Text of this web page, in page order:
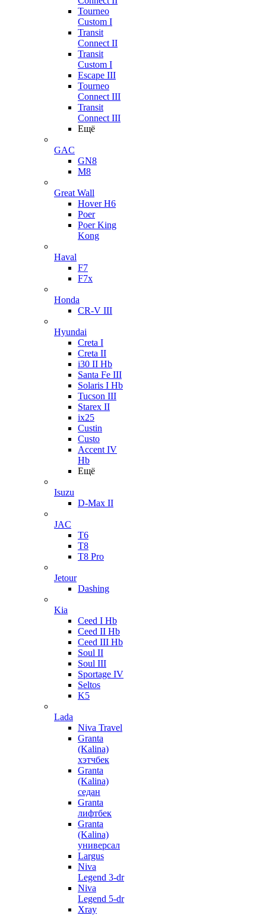
Tourneo
Custom I
Transit
Connect II
Transit
Custom I
Escape III
Tourneo
Connect III
Transit
Connect III
Ещё
GAC
GN8
M8
Great Wall
Hover H6
Poer
Poer King
Kong
Haval
F7
F7x
Honda
CR-V III
Hyundai
Creta I
Creta II
i30 II Hb
Santa Fe III
Solaris I Hb
Tucson III
Starex II
ix25
Custin
Custo
Accent IV
Hb
Ещё
Isuzu
D-Max II
JAC
T6
T8
T8 Pro
Jetour
Dashing
Kia
Ceed I Hb
Ceed II Hb
Ceed III Hb
Soul II
Soul III
Sportage IV
Seltos
K5
Lada
Niva Travel
Granta
(Kalina)
хэтчбек
Granta
(Kalina)
седан
Granta
лифтбек
Granta
(Kalina)
универсал
Largus
Niva
Legend 3-dr
Niva
Legend 5-dr
Xray